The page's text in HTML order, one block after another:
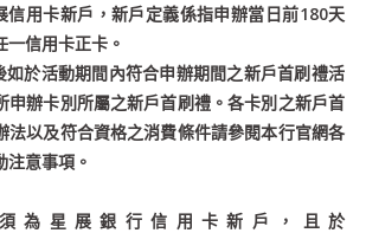
信用卡新戶，新戶定義係指申辦當日前180天
一信用卡正卡。
如於活動期間內符合申辦期間之新戶首刷禮活
申辦卡別所屬之新戶首刷禮。各卡別之新戶首
法以及符合資格之消費條件請參閱本行官網各
注意事項。
為星展銀行信用卡新戶，且於